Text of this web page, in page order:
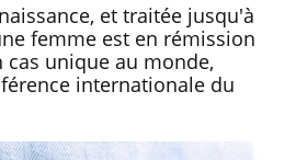
et traitée jusqu'à
femme est en rémission
cas unique au monde,
internationale du